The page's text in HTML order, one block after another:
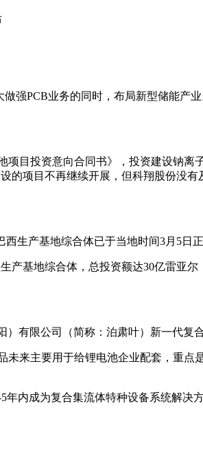
强PCB业务的同时，布局新型储能产
目投资意向合同书》，投资建设钠离
的项目不再继续开展，但科翔股份没
生产基地综合体已于当地时间3月5日正
产基地综合体，总投资额达30亿雷亚
有限公司（简称：泊肃叶）新一代复
来主要用于给锂电池企业配套，重点
内成为复合集流体特种设备系统解决